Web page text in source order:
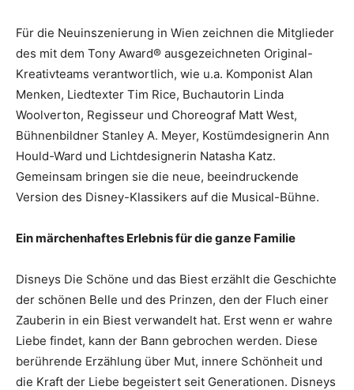
Für die Neuinszenierung in Wien zeichnen die Mitglieder
des mit dem Tony Award® ausgezeichneten Original-
Kreativteams verantwortlich, wie u.a. Komponist Alan
Menken, Liedtexter Tim Rice, Buchautorin Linda
Woolverton, Regisseur und Choreograf Matt West,
Bühnenbildner Stanley A. Meyer, Kostümdesignerin Ann
Hould-Ward und Lichtdesignerin Natasha Katz.
Gemeinsam bringen sie die neue, beeindruckende
Version des Disney-Klassikers auf die Musical-Bühne.
Ein märchenhaftes Erlebnis für die ganze Familie
Disneys Die Schöne und das Biest erzählt die Geschichte
der schönen Belle und des Prinzen, den der Fluch einer
Zauberin in ein Biest verwandelt hat. Erst wenn er wahre
Liebe findet, kann der Bann gebrochen werden. Diese
berührende Erzählung über Mut, innere Schönheit und
die Kraft der Liebe begeistert seit Generationen. Disneys